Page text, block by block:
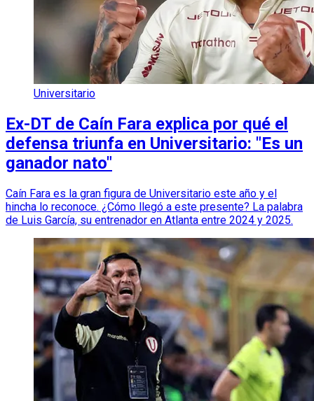
Universitario
Ex-DT de Caín Fara explica por qué el
defensa triunfa en Universitario: "Es un
ganador nato"
Caín Fara es la gran figura de Universitario este año y el
hincha lo reconoce. ¿Cómo llegó a este presente? La palabra
de Luis García, su entrenador en Atlanta entre 2024 y 2025.